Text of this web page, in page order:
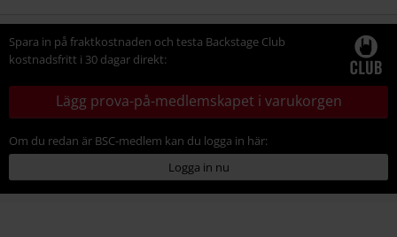
Spara in på fraktkostnaden och testa Backstage Club
kostnadsfritt i 30 dagar direkt:
Lägg prova-på-medlemskapet i varukorgen
Om du redan är BSC-medlem kan du logga in här:
Logga in nu